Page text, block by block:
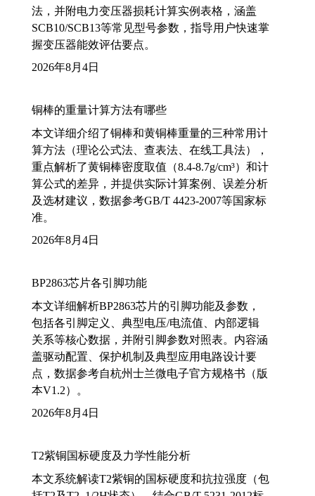
法，并附电力变压器损耗计算实例表格，涵盖
SCB10/SCB13等常见型号参数，指导用户快速掌
握变压器能效评估要点。
2026年8月4日
铜棒的重量计算方法有哪些
本文详细介绍了铜棒和黄铜棒重量的三种常用计
算方法（理论公式法、查表法、在线工具法），
重点解析了黄铜棒密度取值（8.4-8.7g/cm³）和计
算公式的差异，并提供实际计算案例、误差分析
及选材建议，数据参考GB/T 4423-2007等国家标
准。
2026年8月4日
BP2863芯片各引脚功能
本文详细解析BP2863芯片的引脚功能及参数，
包括各引脚定义、典型电压/电流值、内部逻辑
关系等核心数据，并附引脚参数对照表。内容涵
盖驱动配置、保护机制及典型应用电路设计要
点，数据参考自杭州士兰微电子官方规格书（版
本V1.2）。
2026年8月4日
T2紫铜国标硬度及力学性能分析
本文系统解读T2紫铜的国标硬度和抗拉强度（包